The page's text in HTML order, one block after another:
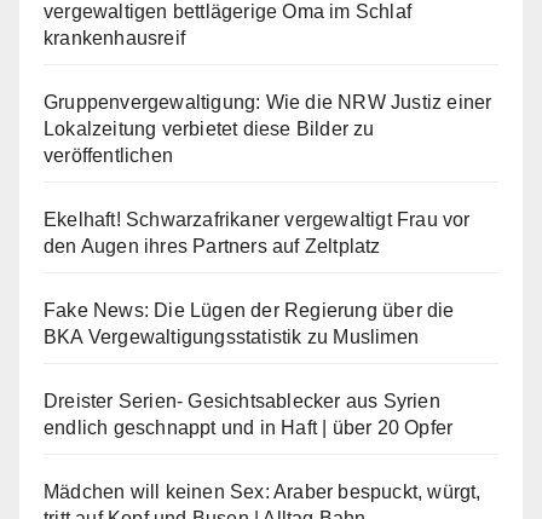
vergewaltigen bettlägerige Oma im Schlaf
krankenhausreif
Gruppenvergewaltigung: Wie die NRW Justiz einer
Lokalzeitung verbietet diese Bilder zu
veröffentlichen
Ekelhaft! Schwarzafrikaner vergewaltigt Frau vor
den Augen ihres Partners auf Zeltplatz
Fake News: Die Lügen der Regierung über die
BKA Vergewaltigungsstatistik zu Muslimen
Dreister Serien- Gesichtsablecker aus Syrien
endlich geschnappt und in Haft | über 20 Opfer
Mädchen will keinen Sex: Araber bespuckt, würgt,